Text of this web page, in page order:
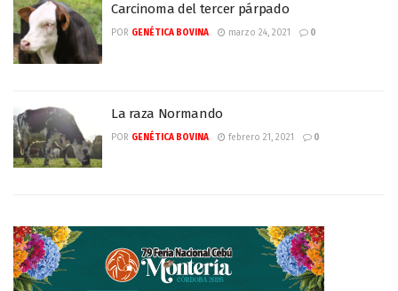
Carcinoma del tercer párpado
POR GENÉTICA BOVINA marzo 24, 2021 0
La raza Normando
POR GENÉTICA BOVINA febrero 21, 2021 0